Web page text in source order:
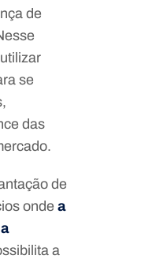
de
se
das
de
onde a
a